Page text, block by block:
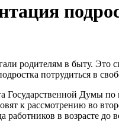
родителям в быту. Это
потрудиться в
Государственной Думы
к рассмотрению во
в возрасте до